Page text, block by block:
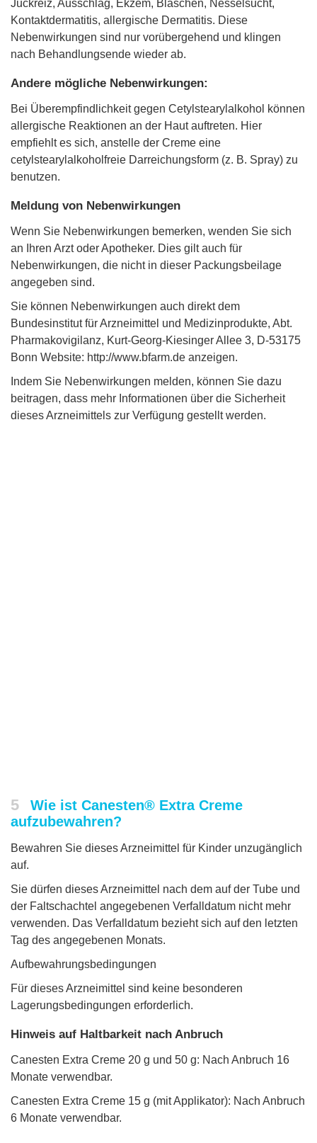
Juckreiz, Ausschlag, Ekzem, Bläschen, Nesselsucht,
Kontaktdermatitis, allergische Dermatitis. Diese
Nebenwirkungen sind nur vorübergehend und klingen
nach Behandlungsende wieder ab.
Andere mögliche Nebenwirkungen:
Bei Überempfindlichkeit gegen Cetylstearylalkohol können
allergische Reaktionen an der Haut auftreten. Hier
empfiehlt es sich, anstelle der Creme eine
cetylstearylalkoholfreie Darreichungsform (z. B. Spray) zu
benutzen.
Meldung von Nebenwirkungen
Wenn Sie Nebenwirkungen bemerken, wenden Sie sich
an Ihren Arzt oder Apotheker. Dies gilt auch für
Nebenwirkungen, die nicht in dieser Packungsbeilage
angegeben sind.
Sie können Nebenwirkungen auch direkt dem
Bundesinstitut für Arzneimittel und Medizinprodukte, Abt.
Pharmakovigilanz, Kurt-Georg-Kiesinger Allee 3, D-53175
Bonn Website: http://www.bfarm.de anzeigen.
Indem Sie Nebenwirkungen melden, können Sie dazu
beitragen, dass mehr Informationen über die Sicherheit
dieses Arzneimittels zur Verfügung gestellt werden.
5
Wie ist Canesten® Extra Creme
aufzubewahren?
Bewahren Sie dieses Arzneimittel für Kinder unzugänglich
auf.
Sie dürfen dieses Arzneimittel nach dem auf der Tube und
der Faltschachtel angegebenen Verfalldatum nicht mehr
verwenden. Das Verfalldatum bezieht sich auf den letzten
Tag des angegebenen Monats.
Aufbewahrungsbedingungen
Für dieses Arzneimittel sind keine besonderen
Lagerungsbedingungen erforderlich.
Hinweis auf Haltbarkeit nach Anbruch
Canesten Extra Creme 20 g und 50 g: Nach Anbruch 16
Monate verwendbar.
Canesten Extra Creme 15 g (mit Applikator): Nach Anbruch
6 Monate verwendbar.